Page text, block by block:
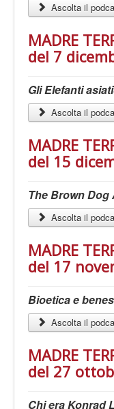
Ascolta il
MADRE
del 7
Gli Elefanti
Ascolta il
MADRE
del 15
The Brown Dog
Ascolta il
MADRE
del 17
Bioetica e
Ascolta il
MADRE
del 27
Chi era Konrad